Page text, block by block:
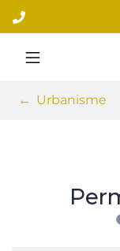
Aller
au
contenu
Urbanisme